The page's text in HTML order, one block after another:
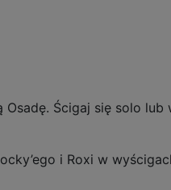
Ścigaj się solo lub
i Roxi w